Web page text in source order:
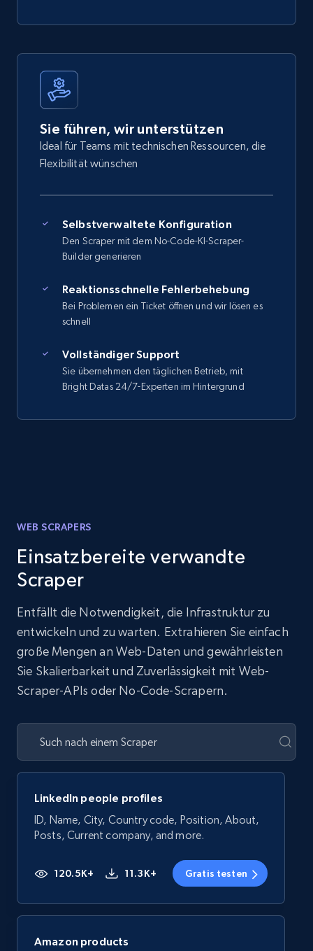
Sie führen, wir unterstützen
Ideal für Teams mit technischen Ressourcen, die
Flexibilität wünschen
Selbstverwaltete Konfiguration
Den Scraper mit dem No-Code-KI-Scraper-
Builder generieren
Reaktionsschnelle Fehlerbehebung
Bei Problemen ein Ticket öffnen und wir lösen es
schnell
Vollständiger Support
Sie übernehmen den täglichen Betrieb, mit
Bright Datas 24/7-Experten im Hintergrund
WEB SCRAPERS
Einsatzbereite verwandte
Scraper
Entfällt die Notwendigkeit, die Infrastruktur zu
entwickeln und zu warten. Extrahieren Sie einfach
große Mengen an Web-Daten und gewährleisten
Sie Skalierbarkeit und Zuverlässigkeit mit Web-
Scraper-APIs oder No-Code-Scrapern.
LinkedIn people profiles
ID, Name, City, Country code, Position, About,
Posts, Current company, and more.
120.5K+ 11.3K+ Gratis testen
Amazon products